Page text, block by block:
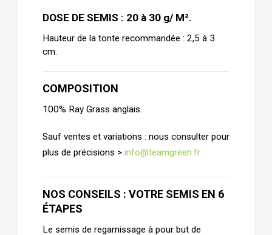
DOSE DE SEMIS : 20 à 30 g/ M².
Hauteur de la tonte recommandée : 2,5 à 3
cm.
COMPOSITION
100% Ray Grass anglais.
Sauf ventes et variations : nous consulter pour
plus de précisions > info@teamgreen.fr
NOS CONSEILS : VOTRE SEMIS EN 6
ÉTAPES
Le semis de regarnissage à pour but de